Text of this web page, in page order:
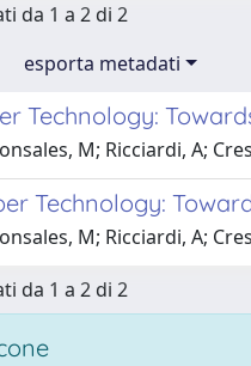
da 1 a 2 di 2
esporta metadati
Technology:
M; Ricciardi, A;
Technology:
M; Ricciardi, A;
da 1 a 2 di 2